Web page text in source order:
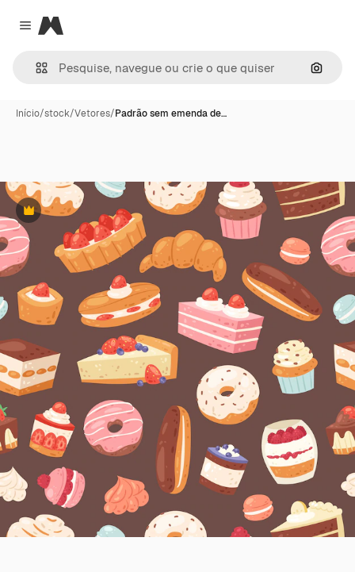
Close menu
Magnific
Início/stock/Vetores/Padrão sem emenda de…
Premium